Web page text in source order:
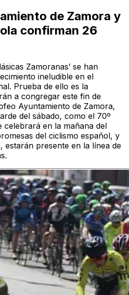
de Zamora y
confirman 26
Zamoranas’ se han
ineludible en el
Prueba de ello es la
a congregar este fin de
Ayuntamiento de Zamora,
del sábado, como el 70º
en la mañana del
del ciclismo español, y
estarán presente en la línea de